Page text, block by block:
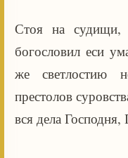
Стоя на судищи,
богословил еси
же светлостию
престолов
вся дела Господня,